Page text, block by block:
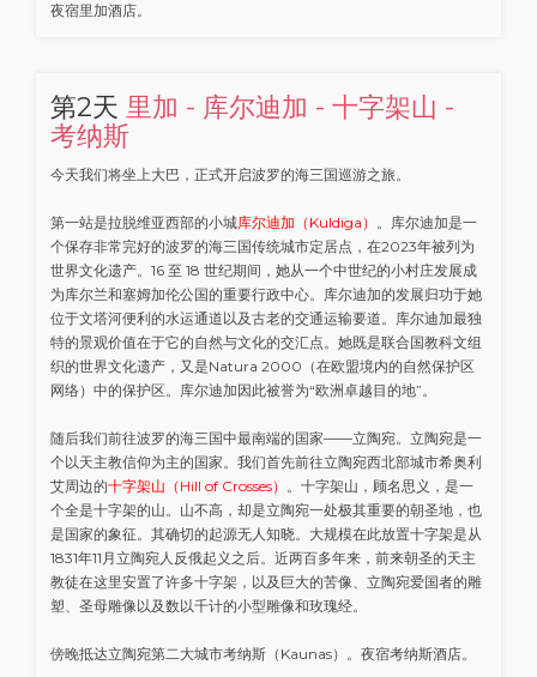
夜宿里加酒店。
第2天 里加 - 库尔迪加 - 十字架山 -
考纳斯
今天我们将坐上大巴，正式开启波罗的海三国巡游之旅。
第一站是拉脱维亚西部的小城库尔迪加（Kuldiga） 。库尔迪加是一
个保存非常完好的波罗的海三国传统城市定居点，在2023年被列为
世界文化遗产。16 至 18 世纪期间，她从一个中世纪的小村庄发展成
为库尔兰和塞姆加伦公国的重要行政中心。库尔迪加的发展归功于她
位于文塔河便利的水运通道以及古老的交通运输要道。库尔迪加最独
特的景观价值在于它的自然与文化的交汇点。她既是联合国教科文组
织的世界文化遗产，又是Natura 2000（在欧盟境内的自然保护区
网络）中的保护区。库尔迪加因此被誉为“欧洲卓越目的地”。
随后我们前往波罗的海三国中最南端的国家——立陶宛。立陶宛是一
个以天主教信仰为主的国家。我们首先前往立陶宛西北部城市希奥利
艾周边的十字架山（Hill of Crosses） 。十字架山，顾名思义，是一
个全是十字架的山。山不高，却是立陶宛一处极其重要的朝圣地，也
是国家的象征。其确切的起源无人知晓。大规模在此放置十字架是从
1831年11月立陶宛人反俄起义之后。近两百多年来，前来朝圣的天主
教徒在这里安置了许多十字架，以及巨大的苦像、立陶宛爱国者的雕
塑、圣母雕像以及数以千计的小型雕像和玫瑰经。
傍晚抵达立陶宛第二大城市考纳斯（Kaunas）。夜宿考纳斯酒店。